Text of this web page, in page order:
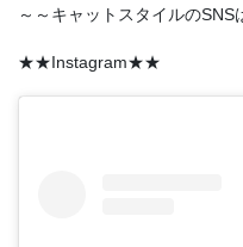
～～キャットスタイルのSNS
★★Instagram★★